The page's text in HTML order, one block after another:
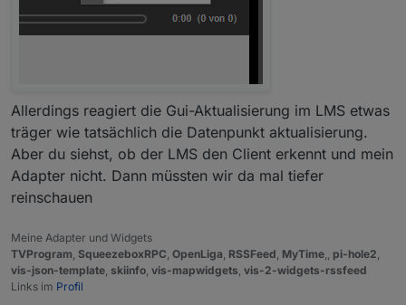
Allerdings reagiert die Gui-Aktualisierung im LMS etwas
träger wie tatsächlich die Datenpunkt aktualisierung.
Aber du siehst, ob der LMS den Client erkennt und mein
Adapter nicht. Dann müssten wir da mal tiefer
reinschauen
Meine Adapter und Widgets
TVProgram, SqueezeboxRPC, OpenLiga, RSSFeed, MyTime,, pi-hole2,
vis-json-template, skiinfo, vis-mapwidgets, vis-2-widgets-rssfeed
Links im Profil